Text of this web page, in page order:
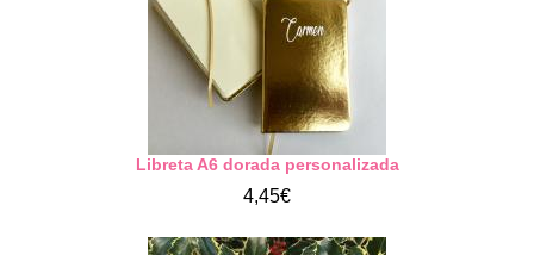
Libreta A6 dorada personalizada
4,45€